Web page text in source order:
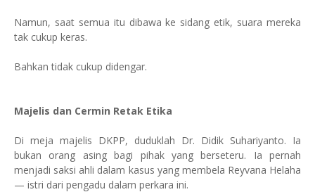
Namun, saat semua itu dibawa ke sidang etik, suara mereka
tak cukup keras.
Bahkan tidak cukup didengar.
Majelis dan Cermin Retak Etika
Di meja majelis DKPP, duduklah Dr. Didik Suhariyanto. Ia
bukan orang asing bagi pihak yang berseteru. Ia pernah
menjadi saksi ahli dalam kasus yang membela Reyvana Helaha
— istri dari pengadu dalam perkara ini.